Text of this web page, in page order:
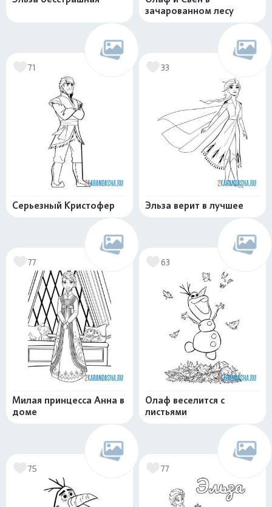
зачарованном лесу
71
Серьезный Кристофер
33
Эльза верит в лучшее
77
Милая принцесса Анна в
доме
63
Олаф веселится с
листьями
75 77